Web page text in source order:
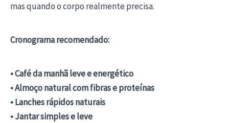
mas quando o corpo realmente precisa.
Cronograma recomendado:
• Café da manhã leve e energético
• Almoço natural com fibras e proteínas
• Lanches rápidos naturais
• Jantar simples e leve